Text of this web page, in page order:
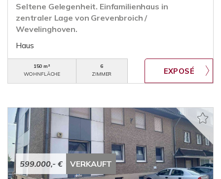
Seltene Gelegenheit. Einfamilienhaus in
zentraler Lage von Grevenbroich /
Wevelinghoven.
Haus
150 m²
WOHNFLÄCHE
6
ZIMMER
599.000,- € VERKAUFT